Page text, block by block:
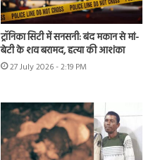
ट्रॉनिका सिटी में सनसनी: बंद मकान से मां-
बेटी के शव बरामद, हत्या की आशंका
27 July 2026 - 2:19 PM